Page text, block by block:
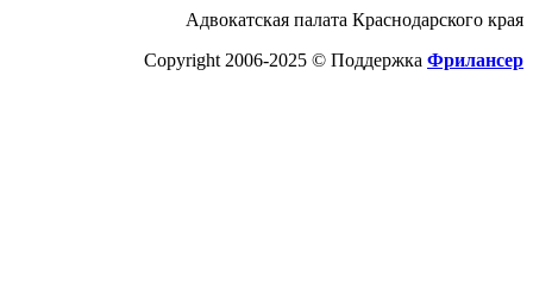
Адвокатская палата Краснодарского края
Copyright 2006-2025 © Поддержка Фрилансер